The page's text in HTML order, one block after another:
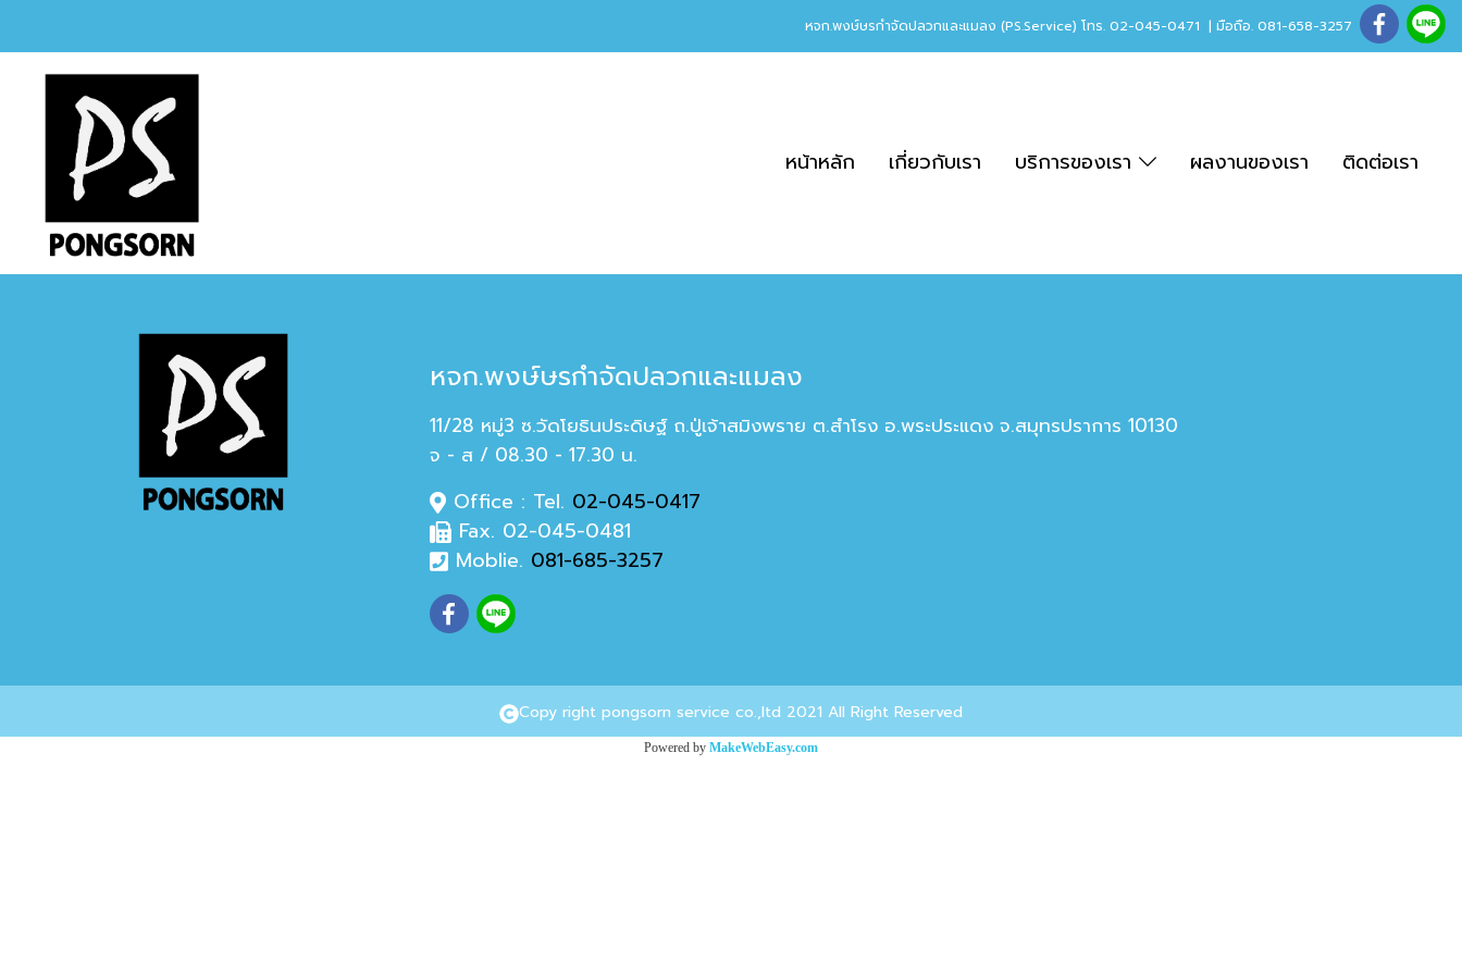
หจก.พงษ์ษรกำจัดปลวกและแมลง (PS.Service) โทร. 02-045-0471 | มือถือ. 081-658-3257
หน้าหลัก เกี่ยวกับเรา บริการของเรา ผลงานของเรา ติดต่อเรา
หจก.พงษ์ษรกำจัดปลวกและแมลง
11/28 หมู่3 ซ.วัดโยธินประดิษฐ์ ถ.ปู่เจ้าสมิงพราย ต.สำโรง อ.พระประแดง จ.สมุทรปราการ 10130
จ - ส / 08.30 - 17.30 น.
Office : Tel. 02-045-0417
Fax. 02-045-0481
Moblie. 081-685-3257
Copy right pongsorn service co.,ltd 2021 All Right Reserved
Powered by MakeWebEasy.com